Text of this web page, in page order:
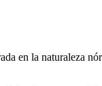
en la naturaleza